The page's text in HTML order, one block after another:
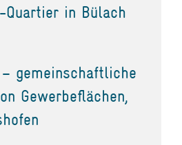
Quartier in Bülach
gemeinschaftliche
Gewerbeflächen,